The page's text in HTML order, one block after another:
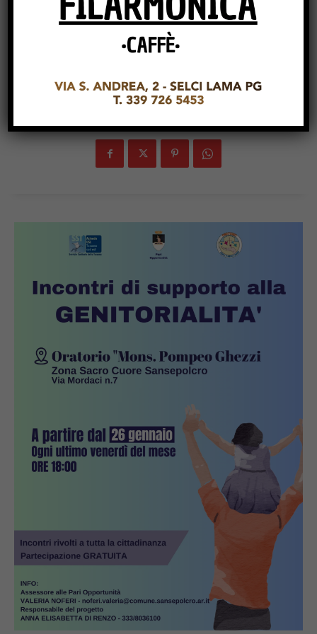
next time I comment.